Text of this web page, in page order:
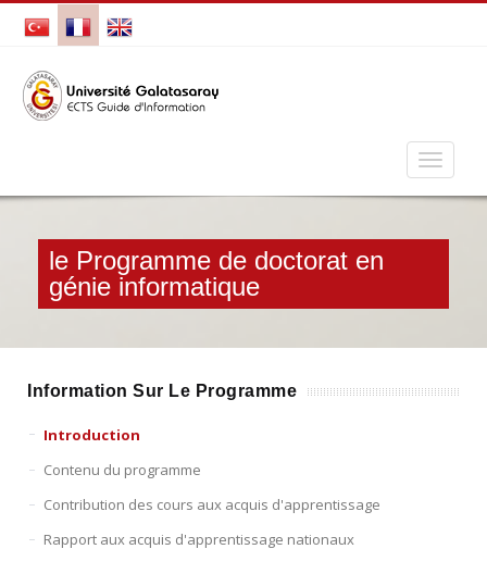
le Programme de doctorat en
génie informatique
Information Sur Le Programme
Introduction
Contenu du programme
Contribution des cours aux acquis d'apprentissage
Rapport aux acquis d'apprentissage nationaux